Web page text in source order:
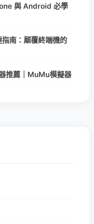
與 Android 必學
南：顛覆終端機的
推薦｜MuMu模擬器